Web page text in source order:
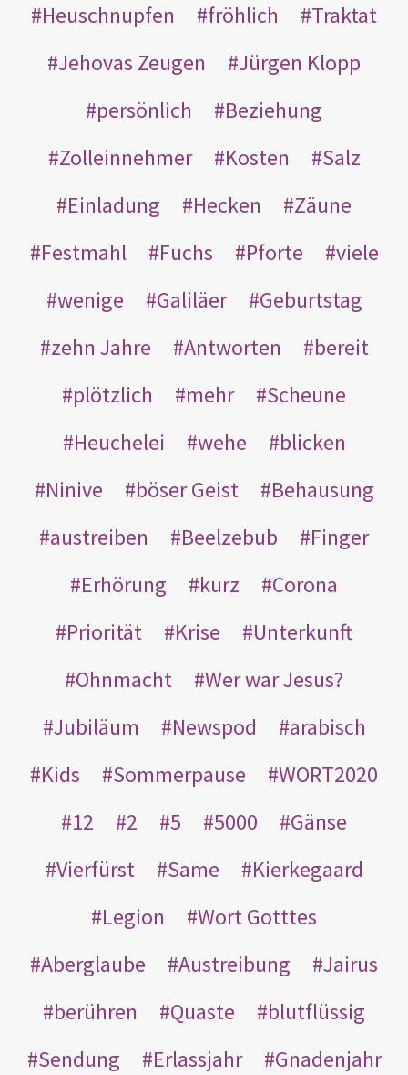
Heuschnupfen
fröhlich
Traktat
Jehovas Zeugen
Jürgen Klopp
persönlich
Beziehung
Zolleinnehmer
Kosten
Salz
Einladung
Hecken
Zäune
Festmahl
Fuchs Pforte
viele
wenige
Galiläer
Geburtstag
zehn Jahre
Antworten
bereit
plötzlich
mehr
Scheune
Heuchelei
wehe
blicken
Ninive
böser Geist
Behausung
austreiben
Beelzebub
Finger
Erhörung
kurz
Corona
Priorität
Krise
Unterkunft
Ohnmacht
Wer war Jesus?
Jubiläum
Newspod
arabisch
Kids
Sommerpause
WORT2020
12
2 5 5000
Gänse
Vierfürst
Same
Kierkegaard
Legion
Wort Gotttes
Aberglaube
Austreibung
Jairus
berühren
Quaste
blutflüssig
Sendung
Erlassjahr
Gnadenjahr